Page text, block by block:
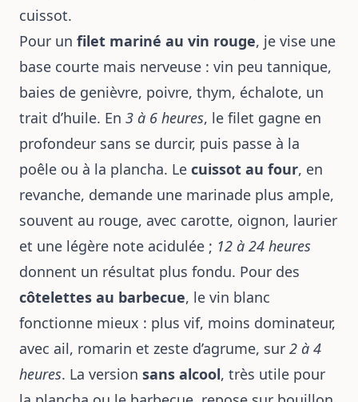
cuissot.
Pour un filet mariné au vin rouge, je vise une
base courte mais nerveuse : vin peu tannique,
baies de genièvre, poivre, thym, échalote, un
trait d’huile. En 3 à 6 heures, le filet gagne en
profondeur sans se durcir, puis passe à la
poêle ou à la plancha. Le cuissot au four, en
revanche, demande une marinade plus ample,
souvent au rouge, avec carotte, oignon, laurier
et une légère note acidulée ; 12 à 24 heures
donnent un résultat plus fondu. Pour des
côtelettes au barbecue, le vin blanc
fonctionne mieux : plus vif, moins dominateur,
avec ail, romarin et zeste d’agrume, sur 2 à 4
heures. La version sans alcool, très utile pour